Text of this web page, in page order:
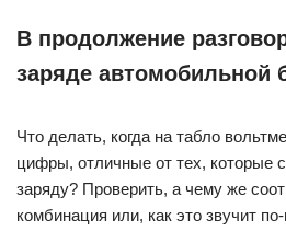
В продолжение
заряде автомобильной
Что делать, когда на табло
цифры, отличные от тех, которые
заряду? Проверить, а чему же
комбинация или, как это звучит